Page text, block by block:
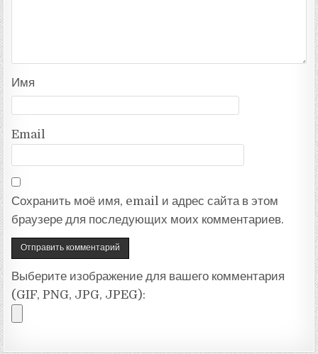
Имя
Email
Сохранить моё имя, email и адрес сайта в этом
браузере для последующих моих комментариев.
Выберите изображение для вашего комментария
(GIF, PNG, JPG, JPEG):